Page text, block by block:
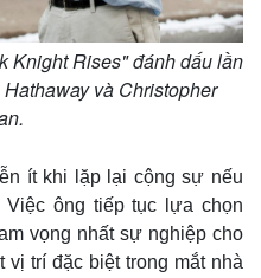
Giá vàng
Tiêu dùng
Tỷ giá
Chứng khoán
Knight Rises" đánh dấu lần
và Christopher
ít khi lặp lại cộng sự nếu
ông tiếp tục lựa chọn
vọng nhất sự nghiệp cho
trí đặc biệt trong mắt nhà